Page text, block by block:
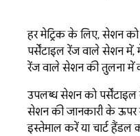
हर मेट्रिक के लिए, सेशन को
पर्सेंटाइल रेंज वाले सेशन में,
रेंज वाले सेशन की तुलना में
उपलब्ध सेशन को
सेशन की जानकारी के ऊपर
इस्तेमाल करें या चार्ट हैंडल